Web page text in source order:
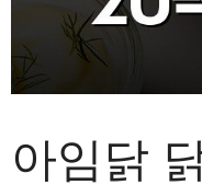
아임닭